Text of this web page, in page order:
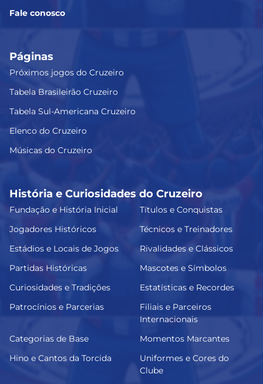
Fale conosco
Páginas
Próximos jogos do Cruzeiro
Tabela Brasileirão Cruzeiro
Tabela Sul-Americana Cruzeiro
Elenco do Cruzeiro
Músicas do Cruzeiro
História e Curiosidades do Cruzeiro
Fundação e História Inicial
Títulos e Conquistas
Jogadores Históricos
Técnicos e Treinadores
Estádios e Locais de Jogos
Rivalidades e Clássicos
Partidas Históricas
Mascotes e Símbolos
Curiosidades e Tradições
Estatísticas e Recordes
Patrocínios e Parcerias
Filiais e Parceiros
Internacionais
Categorias de Base
Momentos Marcantes
Hino e Cantos da Torcida
Uniformes e Cores do
Clube